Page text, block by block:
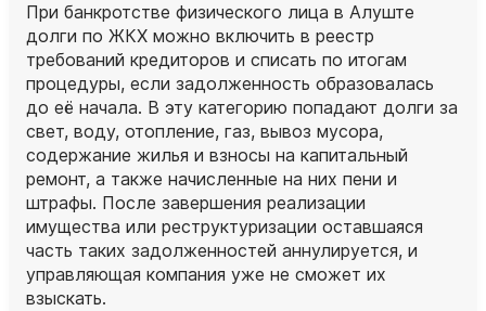
При банкротстве физического лица в Алуште
долги по ЖКХ можно включить в реестр
требований кредиторов и списать по итогам
процедуры, если задолженность образовалась
до её начала. В эту категорию попадают долги за
свет, воду, отопление, газ, вывоз мусора,
содержание жилья и взносы на капитальный
ремонт, а также начисленные на них пени и
штрафы. После завершения реализации
имущества или реструктуризации оставшаяся
часть таких задолженностей аннулируется, и
управляющая компания уже не сможет их
взыскать.